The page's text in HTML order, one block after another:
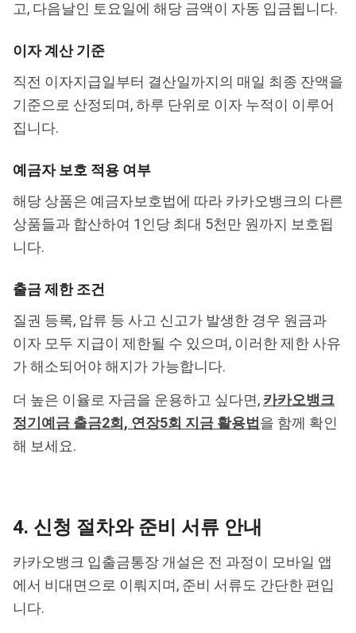
고, 다음날인 토요일에 해당 금액이 자동 입금됩니다.
이자 계산 기준
직전 이자지급일부터 결산일까지의 매일 최종 잔액을
기준으로 산정되며, 하루 단위로 이자 누적이 이루어
집니다.
예금자 보호 적용 여부
해당 상품은 예금자보호법에 따라 카카오뱅크의 다른
상품들과 합산하여 1인당 최대 5천만 원까지 보호됩
니다.
출금 제한 조건
질권 등록, 압류 등 사고 신고가 발생한 경우 원금과
이자 모두 지급이 제한될 수 있으며, 이러한 제한 사유
가 해소되어야 해지가 가능합니다.
더 높은 이율로 자금을 운용하고 싶다면, 카카오뱅크
정기예금 출금2회, 연장5회 지금 활용법 을 함께 확인
해 보세요.
4. 신청 절차와 준비 서류 안내
카카오뱅크 입출금통장 개설은 전 과정이 모바일 앱
에서 비대면으로 이뤄지며, 준비 서류도 간단한 편입
니다.